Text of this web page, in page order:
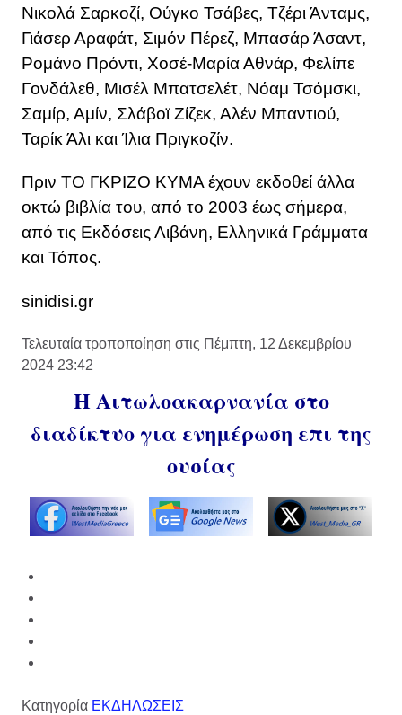
Νικολά Σαρκοζί, Ούγκο Τσάβες, Τζέρι Άνταμς,
Γιάσερ Αραφάτ, Σιμόν Πέρεζ, Μπασάρ Άσαντ,
Ρομάνο Πρόντι, Χοσέ-Μαρία Αθνάρ, Φελίπε
Γονδάλεθ, Μισέλ Μπατσελέτ, Νόαμ Τσόμσκι,
Σαμίρ, Αμίν, Σλάβοϊ Ζίζεκ, Αλέν Μπαντιού,
Ταρίκ Άλι και Ίλια Πριγκοζίν.
Πριν ΤΟ ΓΚΡΙΖΟ ΚΥΜΑ έχουν εκδοθεί άλλα
οκτώ βιβλία του, από το 2003 έως σήμερα,
από τις Εκδόσεις Λιβάνη, Ελληνικά Γράμματα
και Τόπος.
sinidisi.gr
Τελευταία τροποποίηση στις Πέμπτη, 12 Δεκεμβρίου
2024 23:42
Η Αιτωλοακαρνανία στο
διαδίκτυο για ενημέρωση επι της
ουσίας
Κατηγορία ΕΚΔΗΛΩΣΕΙΣ